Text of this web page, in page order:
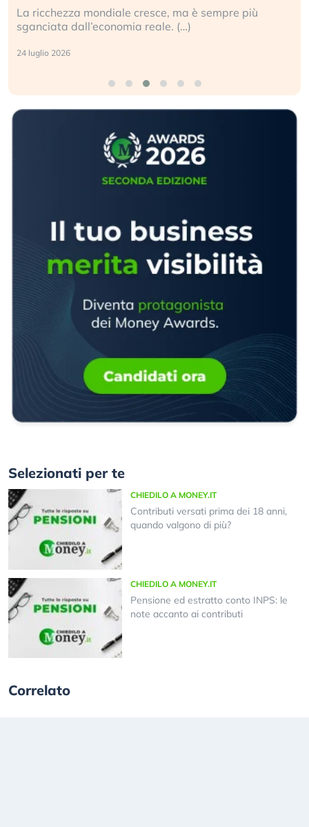
La ricchezza mondiale cresce, ma è sempre più
sganciata dall’economia reale. (…)
24 luglio 2026
Selezionati per te
CHIEDILO A MONEY.IT
Contributi versati prima dei 18 anni,
quando valgono di più?
CHIEDILO A MONEY.IT
Pensione ed estratto conto INPS: le
note accanto ai contributi
Correlato